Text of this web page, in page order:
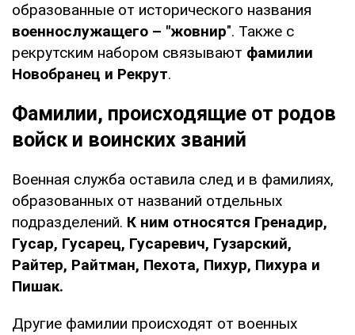
образованные от исторического названия
военнослужащего – "жовнир". Также с
рекрутским набором связывают фамилии
Новобранец и Рекрут.
Фамилии, происходящие от родов
войск и воинских званий
Военная служба оставила след и в фамилиях,
образованных от названий отдельных
подразделений. К ним относятся Гренадир,
Гусар, Гусарец, Гусаревич, Гузарский,
Райтер, Райтман, Пехота, Пихур, Пихура и
Пишак.
Другие фамилии происходят от военных